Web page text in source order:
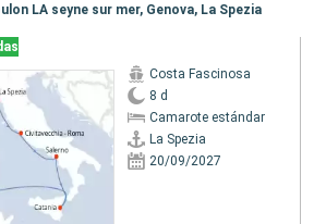
LA seyne sur mer, Genova, La Spezia
Costa Fascinosa
8 d
Camarote estándar
La Spezia
20/09/2027